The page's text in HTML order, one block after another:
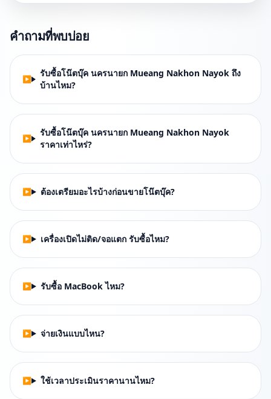
คำถามที่พบบ่อย
รับซื้อโน๊ตบุ๊ค นครนายก Mueang Nakhon Nayok ถึง
บ้านไหม?
รับซื้อโน๊ตบุ๊ค นครนายก Mueang Nakhon Nayok
ราคาเท่าไหร่?
ต้องเตรียมอะไรบ้างก่อนขายโน๊ตบุ๊ค?
เครื่องเปิดไม่ติด/จอแตก รับซื้อไหม?
รับซื้อ MacBook ไหม?
จ่ายเงินแบบไหน?
ใช้เวลาประเมินราคานานไหม?